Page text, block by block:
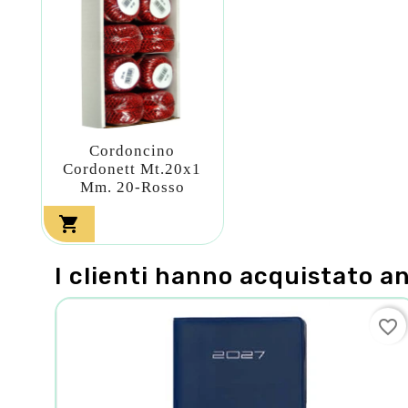
Cordoncino
Cordonett Mt.20x1
Mm. 20-Rosso

I clienti hanno acquistato
favorite_border